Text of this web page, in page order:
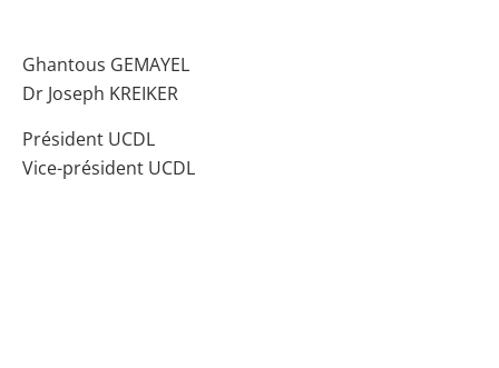
Ghantous GEMAYEL
Dr Joseph KREIKER
Président UCDL
Vice-président UCDL